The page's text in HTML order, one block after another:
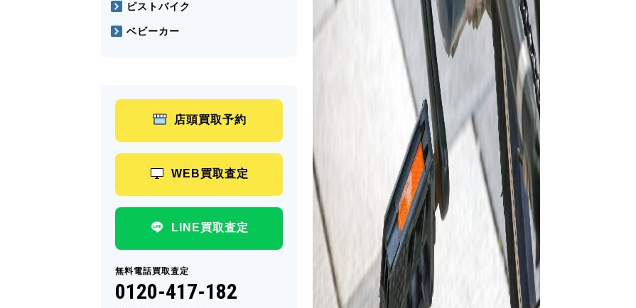
ピストバイク
ベビーカー
店頭買取予約
WEB買取査定
LINE買取査定
無料電話買取査定
0120-417-182